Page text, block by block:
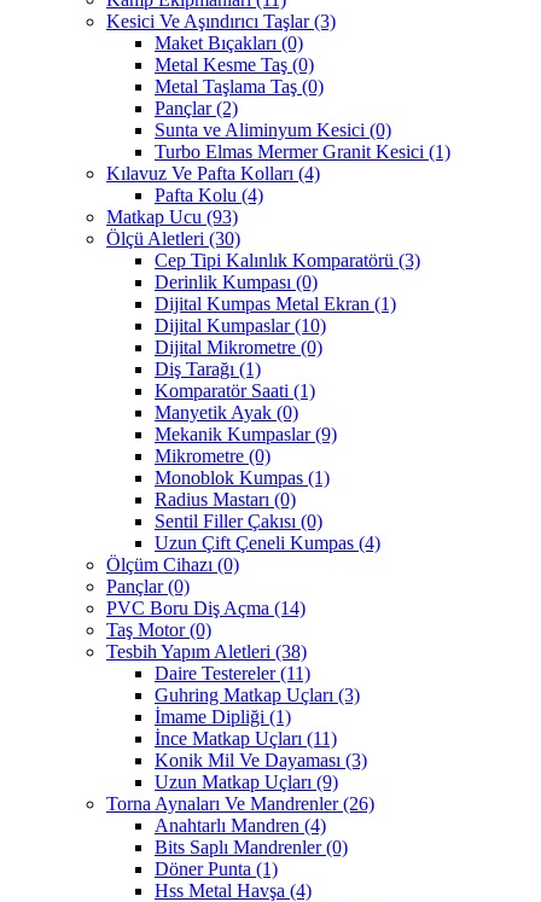
Kesici Ve Aşındırıcı Taşlar(3)
Maket Bıçakları (0)
Metal Kesme Taş (0)
Metal Taşlama Taş (0)
Pançlar(2)
Sunta ve Aliminyum Kesici (0)
Turbo Elmas Mermer Granit Kesici (1)
Kılavuz Ve Pafta Kolları (4)
Pafta Kolu (4)
Matkap Ucu (93)
Ölçü Aletleri (30)
Cep Tipi Kalınlık Komparatörü (3)
Derinlik Kumpası (0)
Dijital Kumpas Metal Ekran (1)
Dijital Kumpaslar(10)
Dijital Mikrometre (0)
Diş Tarağı (1)
Komparatör Saati (1)
Manyetik Ayak (0)
Mekanik Kumpaslar(9)
Mikrometre (0)
Monoblok Kumpas (1)
Radius Mastarı (0)
Sentil Filler Çakısı (0)
Uzun Çift Çeneli Kumpas (4)
Ölçüm Cihazı (0)
Pançlar(0)
PVC Boru Diş Açma (14)
Taş Motor(0)
Tesbih Yapım Aletleri (38)
Daire Testereler(11)
Guhring Matkap Uçları (3)
İmame Dipliği (1)
İnce Matkap Uçları (11)
Konik Mil Ve Dayaması (3)
Uzun Matkap Uçları (9)
Torna Aynaları Ve Mandrenler(26)
Anahtarlı Mandren (4)
Bits Saplı Mandrenler(0)
Döner Punta (1)
Hss Metal Havşa (4)